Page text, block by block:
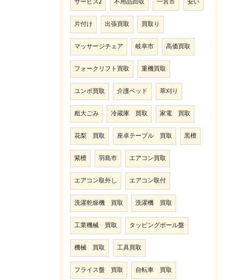
片付け 出張買取 買取り
マッサージチェア 岐阜市 高価買取
フォークリフト買取 重機買取
ユンボ買取 介護ベッド 草刈り
粗大ごみ 冷蔵庫 買取 家電 買取
花梨 買取 座卓テーブル 買取 黒檀
紫檀 羽島市 エアコン買取
エアコン取外し エアコン取付
洗濯乾燥機 買取 洗濯機 買取
工業機械 買取 タッピングボール盤
機械 買取 工具買取
フライス盤 買取 自転車 買取